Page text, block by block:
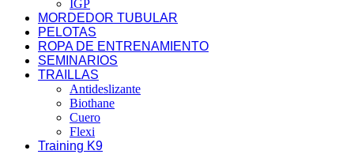
IGP
MORDEDOR TUBULAR
PELOTAS
ROPA DE ENTRENAMIENTO
SEMINARIOS
TRAILLAS
Antideslizante
Biothane
Cuero
Flexi
Training K9